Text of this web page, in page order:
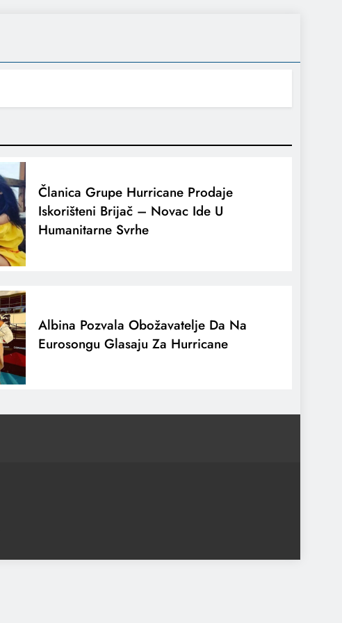
Članica Grupe Hurricane Prodaje
Iskorišteni Brijač – Novac Ide U
Humanitarne Svrhe
Albina Pozvala Obožavatelje Da Na
Eurosongu Glasaju Za Hurricane